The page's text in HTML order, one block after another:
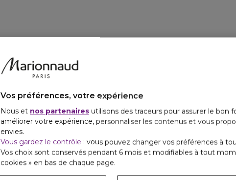
Vos préférences, votre expérience
Nous et nos partenaires utilisons des traceurs pour assurer le
améliorer votre expérience, personnaliser les contenus et vous
envies.
Vous gardez le contrôle : vous pouvez changer vos préférences à
Vos choix sont conservés pendant 6 mois et modifiables à tout
cookies » en bas de chaque page.